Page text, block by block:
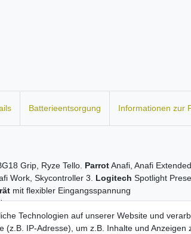
Batterieentsorgung Informationen zur
Grip, Ryze Tello. ParrotAnafi, Anafi
Work, Skycontroller 3. Logitech Spotlight
mit flexibler Eingangsspannung
Technologien auf unserer Website und
(z.B. IP-Adresse), um z.B. Inhalte und Anzeigen